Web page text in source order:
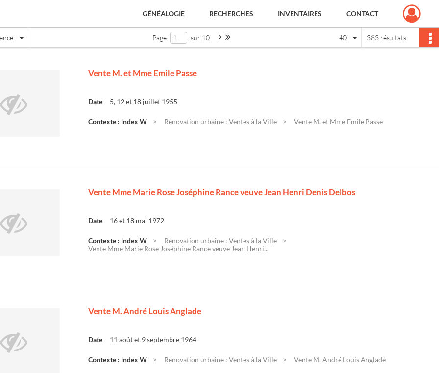
GÉNÉALOGIE RECHERCHES INVENTAIRES CONTACT
Page sur 10 Page suivante : 1/10 383 résultats
40
Vente M. et Mme Emile Passe
Date 5, 12 et 18 juillet 1955
Contexte : Index W Rénovation urbaine : Ventes à la Ville Vente M. et Mme Emile Passe
Vente Mme Marie Rose Joséphine Rance veuve Jean Henri Denis Delbos
Date 16 et 18 mai 1972
Contexte : Index W
Rénovation urbaine : Ventes à la Ville
Vente Mme Marie Rose Joséphine Rance veuve Jean Henri...
Vente M. André Louis Anglade
Date 11 août et 9 septembre 1964
Contexte : Index W Rénovation urbaine : Ventes à la Ville Vente M. André Louis Anglade